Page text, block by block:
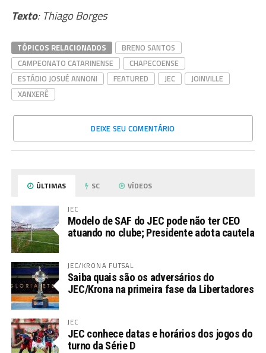
Texto: Thiago Borges
TÓPICOS RELACIONADOS
BRENO SANTOS
CAMPEONATO CATARINENSE
CHAPECOENSE
ESTÁDIO JOSUÉ ANNONI
FEATURED JEC
JOINVILLE
XANXERÊ
DEIXE SEU COMENTÁRIO
ÚLTIMAS SC VÍDEOS
JEC
Modelo de SAF do JEC pode não ter CEO
atuando no clube; Presidente adota cautela
JEC/KRONA FUTSAL
Saiba quais são os adversários do
JEC/Krona na primeira fase da Libertadores
JEC
JEC conhece datas e horários dos jogos do
turno da Série D